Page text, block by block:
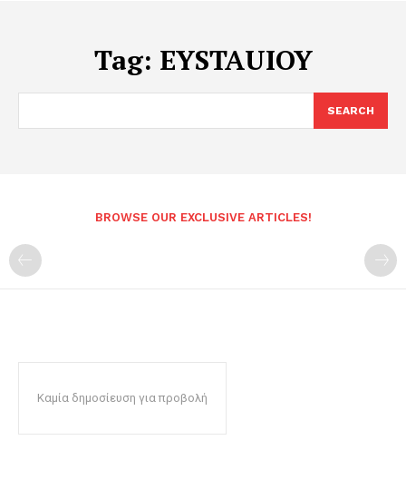
Tag: EYSTAUIOY
SEARCH
BROWSE OUR EXCLUSIVE ARTICLES!
Καμία δημοσίευση για προβολή